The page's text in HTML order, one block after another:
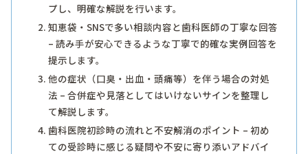
プし、明確な解説を行います。
知恵袋・SNSで多い相談内容と歯科医師の丁寧な回答
– 読み手が安心できるような丁寧で的確な実例回答を
提示します。
他の症状（口臭・出血・頭痛等）を伴う場合の対処
法 – 合併症や見落としてはいけないサインを整理し
て解説します。
歯科医院初診時の流れと不安解消のポイント – 初め
ての受診時に感じる疑問や不安に寄り添いアドバイ